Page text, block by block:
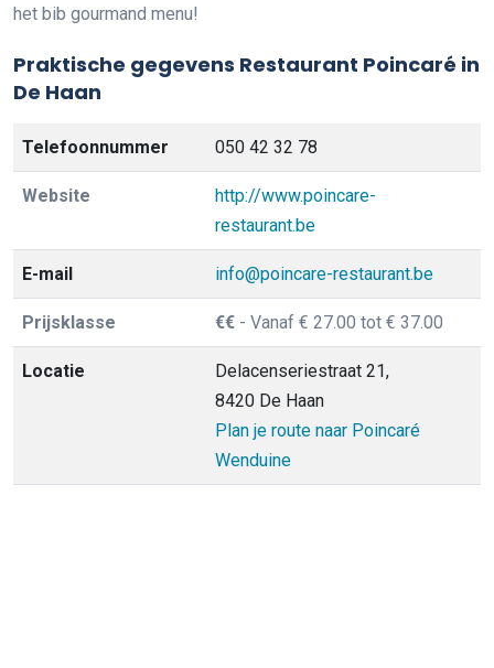
het bib gourmand menu!
Praktische gegevens Restaurant Poincaré in
De Haan
Telefoonnummer 050 42 32 78
Website
http://www.poincare-
restaurant.be
E-mail info@poincare-restaurant.be
Prijsklasse €€ - Vanaf € 27.00 tot € 37.00
Locatie
Delacenseriestraat 21,
8420 De Haan
Plan je route naar Poincaré
Wenduine